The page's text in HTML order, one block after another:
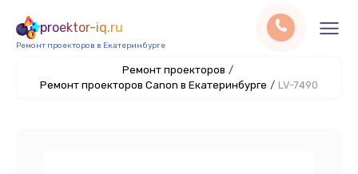
proektor-iq.ru
Ремонт проекторов в Екатеринбурге
Ремонт проекторов /
Ремонт проекторов Canon в Екатеринбурге / LV-7490